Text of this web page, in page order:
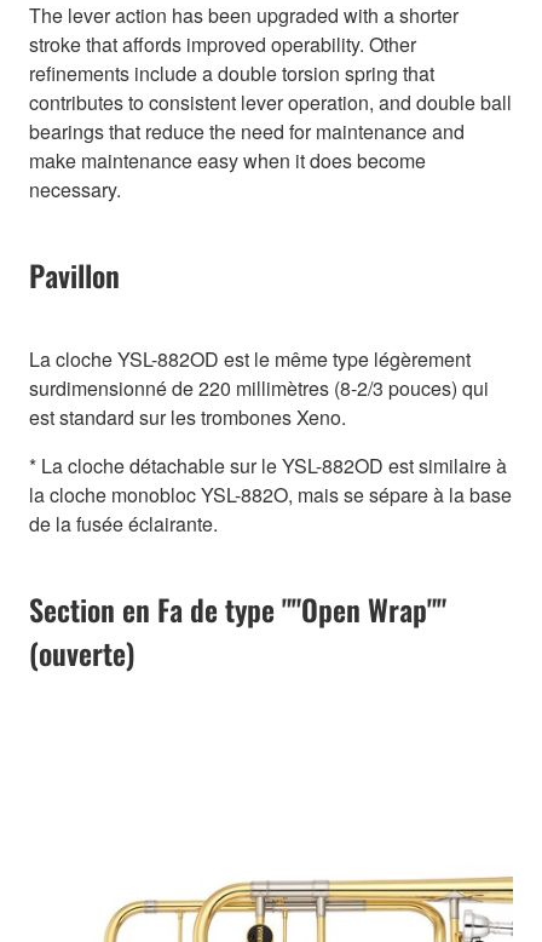
The lever action has been upgraded with a shorter
stroke that affords improved operability. Other
refinements include a double torsion spring that
contributes to consistent lever operation, and double ball
bearings that reduce the need for maintenance and
make maintenance easy when it does become
necessary.
Pavillon
La cloche YSL-882OD est le même type légèrement
surdimensionné de 220 millimètres (8-2/3 pouces) qui
est standard sur les trombones Xeno.
* La cloche détachable sur le YSL-882OD est similaire à
la cloche monobloc YSL-882O, mais se sépare à la base
de la fusée éclairante.
Section en Fa de type ""Open Wrap""
(ouverte)